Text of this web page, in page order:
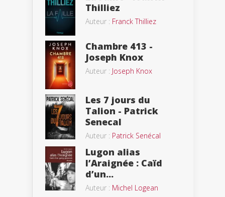
Thilliez
Auteur : Franck Thilliez
Chambre 413 -
Joseph Knox
Auteur : Joseph Knox
Les 7 jours du
Talion - Patrick
Senecal
Auteur : Patrick Senécal
Lugon alias
l’Araignée : Caïd
d’un...
Auteur : Michel Logean